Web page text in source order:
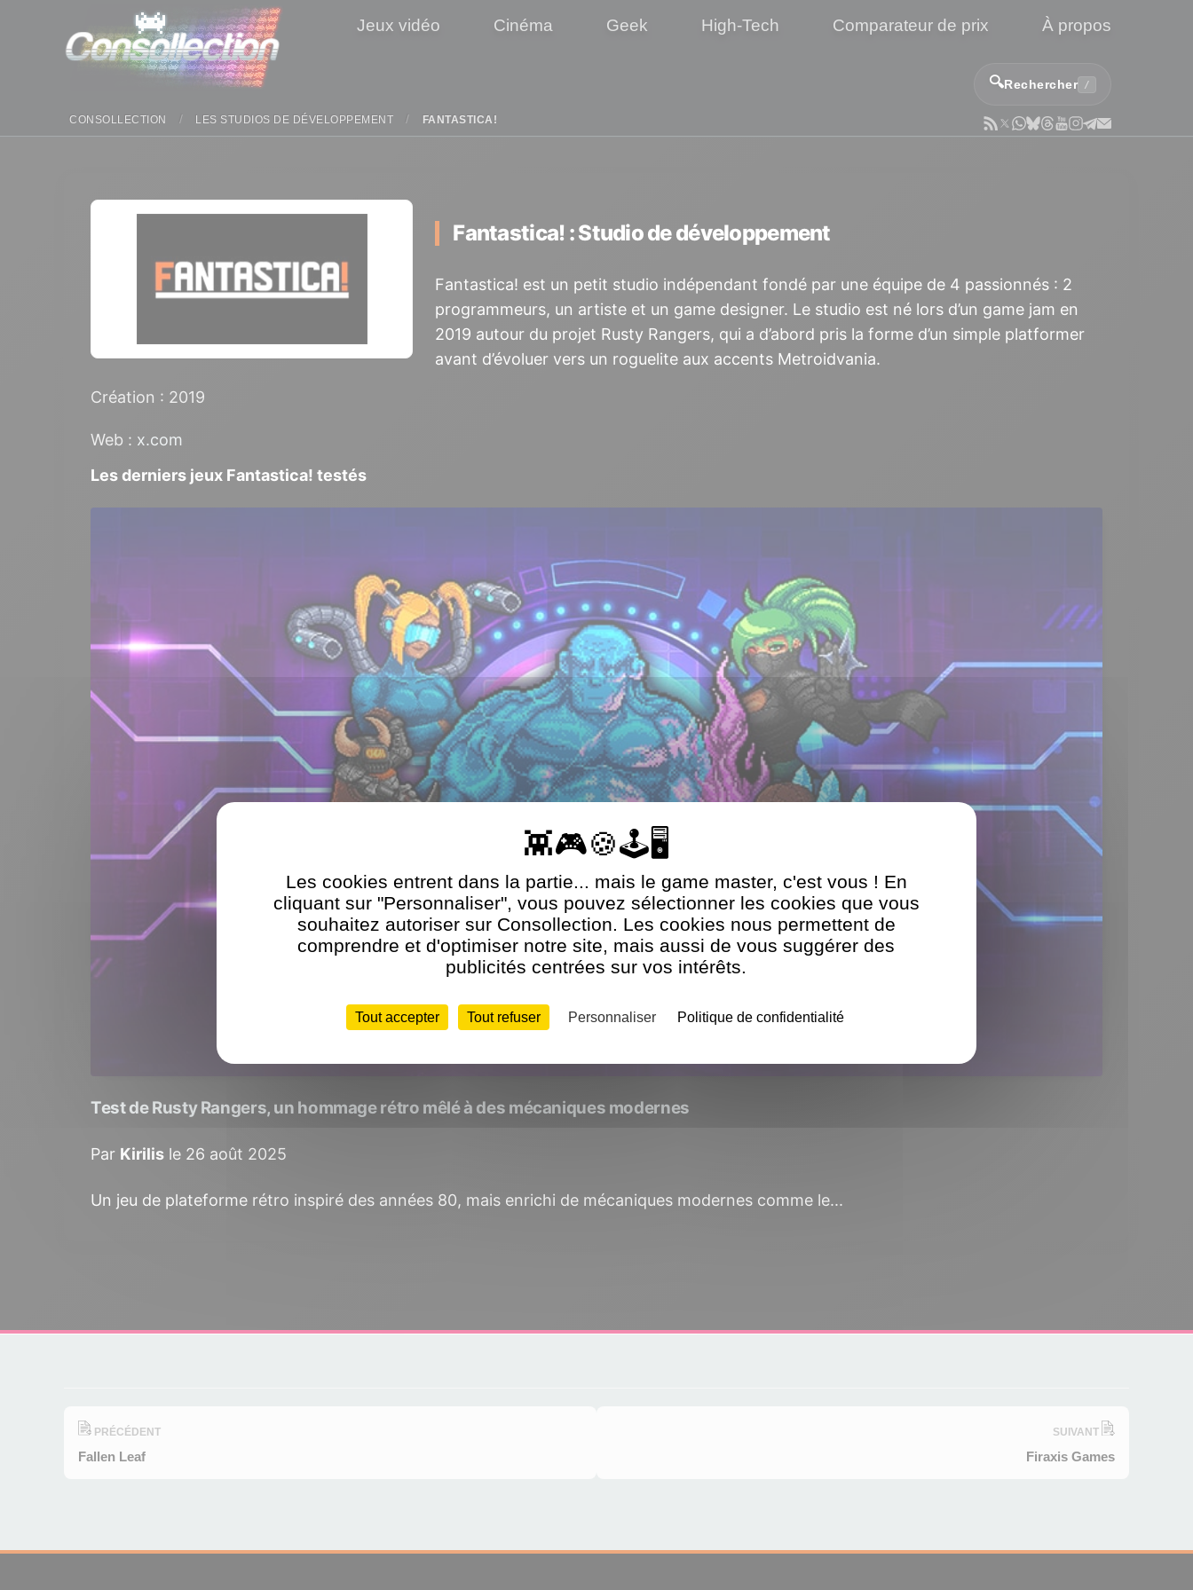
Jeux vidéo Cinéma Geek High-Tech Comparateur de prix À propos
CONSOLLECTION LES STUDIOS DE DÉVELOPPEMENT FANTASTICA!
🔍Rechercher /
Création : 2019
Web : x.com
Fantastica! : Studio de développement
Fantastica! est un petit studio indépendant fondé par une équipe de 4 passionnés : 2
programmeurs, un artiste et un game designer. Le studio est né lors d’un game jam en
2019 autour du projet Rusty Rangers, qui a d’abord pris la forme d’un simple platformer
avant d’évoluer vers un roguelite aux accents Metroidvania.
Les derniers jeux Fantastica! testés
Test de Rusty Rangers, un hommage rétro mêlé à des mécaniques modernes
Par Kirilis le 26 août 2025
Un jeu de plateforme rétro inspiré des années 80, mais enrichi de mécaniques modernes comme le...
PRÉCÉDENT
Fallen Leaf
SUIVANT
Firaxis Games
Panneau de gestion des cookies
Les cookies entrent dans la partie... mais le game master, c'est vous ! En
cliquant sur "Personnaliser", vous pouvez sélectionner les cookies que vous
souhaitez autoriser sur Consollection. Les cookies nous permettent de
comprendre et d'optimiser notre site, mais aussi de vous suggérer des
publicités centrées sur vos intérêts.
Tout accepter Tout refuser Personnaliser Politique de confidentialité